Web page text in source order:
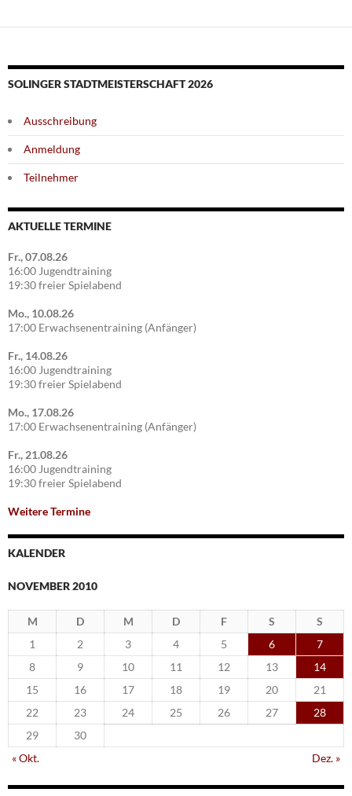
SOLINGER STADTMEISTERSCHAFT 2026
Ausschreibung
Anmeldung
Teilnehmer
AKTUELLE TERMINE
Fr., 07.08.26
16:00 Jugendtraining
19:30 freier Spielabend
Mo., 10.08.26
17:00 Erwachsenentraining (Anfänger)
Fr., 14.08.26
16:00 Jugendtraining
19:30 freier Spielabend
Mo., 17.08.26
17:00 Erwachsenentraining (Anfänger)
Fr., 21.08.26
16:00 Jugendtraining
19:30 freier Spielabend
Weitere Termine
KALENDER
NOVEMBER 2010
M D M D F S
S
1
2 3 4 5 6
7
8
9 10 11 12 13
14
15
16 17 18 19 20
21
22
23 24 25 26 27
28
29
30
« Okt.
Dez. »